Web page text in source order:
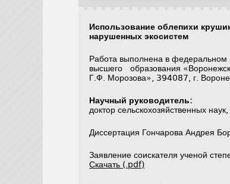
Использование облепихи
нарушенных экосистем
Работа выполнена в федеральном
высшего образования
Г.Ф. Морозова», 394087, г.
Научный руководитель:
доктор сельскохозяйственных
Диссертация Гончарова Андрея
Заявление соискателя ученой
Скачать (.pdf)